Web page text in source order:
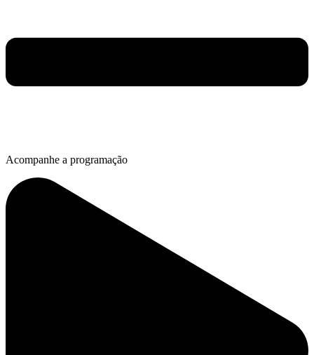
Acompanhe a programação